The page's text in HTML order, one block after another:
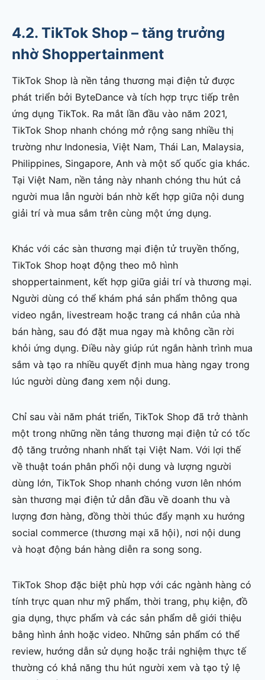
4.2. TikTok Shop – tăng trưởng
nhờ Shoppertainment
TikTok Shop là nền tảng thương mại điện tử được
phát triển bởi ByteDance và tích hợp trực tiếp trên
ứng dụng TikTok. Ra mắt lần đầu vào năm 2021,
TikTok Shop nhanh chóng mở rộng sang nhiều thị
trường như Indonesia, Việt Nam, Thái Lan, Malaysia,
Philippines, Singapore, Anh và một số quốc gia khác.
Tại Việt Nam, nền tảng này nhanh chóng thu hút cả
người mua lẫn người bán nhờ kết hợp giữa nội dung
giải trí và mua sắm trên cùng một ứng dụng.
Khác với các sàn thương mại điện tử truyền thống,
TikTok Shop hoạt động theo mô hình
shoppertainment, kết hợp giữa giải trí và thương mại.
Người dùng có thể khám phá sản phẩm thông qua
video ngắn, livestream hoặc trang cá nhân của nhà
bán hàng, sau đó đặt mua ngay mà không cần rời
khỏi ứng dụng. Điều này giúp rút ngắn hành trình mua
sắm và tạo ra nhiều quyết định mua hàng ngay trong
lúc người dùng đang xem nội dung.
Chỉ sau vài năm phát triển, TikTok Shop đã trở thành
một trong những nền tảng thương mại điện tử có tốc
độ tăng trưởng nhanh nhất tại Việt Nam. Với lợi thế
về thuật toán phân phối nội dung và lượng người
dùng lớn, TikTok Shop nhanh chóng vươn lên nhóm
sàn thương mại điện tử dẫn đầu về doanh thu và
lượng đơn hàng, đồng thời thúc đẩy mạnh xu hướng
social commerce (thương mại xã hội), nơi nội dung
và hoạt động bán hàng diễn ra song song.
TikTok Shop đặc biệt phù hợp với các ngành hàng có
tính trực quan như mỹ phẩm, thời trang, phụ kiện, đồ
gia dụng, thực phẩm và các sản phẩm dễ giới thiệu
bằng hình ảnh hoặc video. Những sản phẩm có thể
review, hướng dẫn sử dụng hoặc trải nghiệm thực tế
thường có khả năng thu hút người xem và tạo tỷ lệ